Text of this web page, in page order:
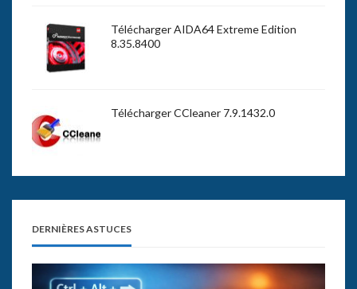
Télécharger AIDA64 Extreme Edition
8.35.8400
Télécharger CCleaner 7.9.1432.0
DERNIÈRES ASTUCES